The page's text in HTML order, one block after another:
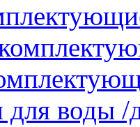
воды /